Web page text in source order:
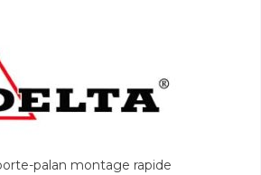
palan montage rapide